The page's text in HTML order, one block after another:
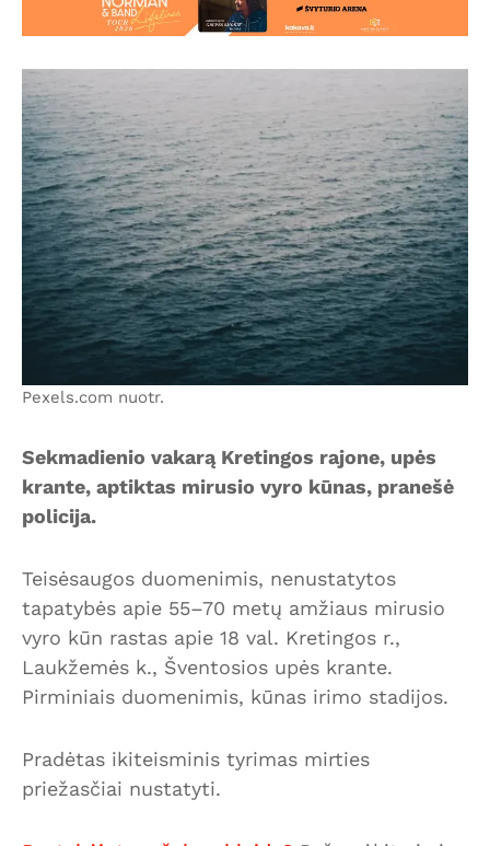
Pexels.com nuotr.
Sekmadienio vakarą Kretingos rajone, upės
krante, aptiktas mirusio vyro kūnas, pranešė
policija.
Teisėsaugos duomenimis, nenustatytos
tapatybės apie 55–70 metų amžiaus mirusio
vyro kūn rastas apie 18 val. Kretingos r.,
Laukžemės k., Šventosios upės krante.
Pirminiais duomenimis, kūnas irimo stadijos.
Pradėtas ikiteisminis tyrimas mirties
priežasčiai nustatyti.